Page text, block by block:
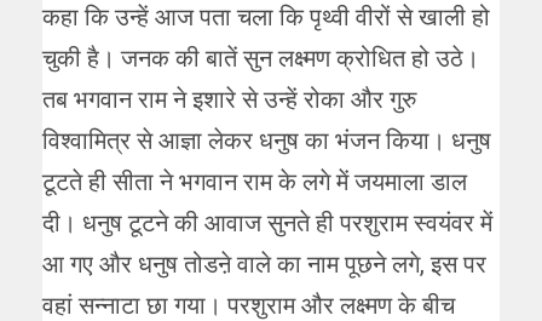
कहा कि उन्हें आज पता चला कि पृथ्वी वीरों से खाली हो
चुकी है। जनक की बातें सुन लक्ष्मण क्रोधित हो उठे।
तब भगवान राम ने इशारे से उन्हें रोका और गुरु
विश्वामित्र से आज्ञा लेकर धनुष का भंजन किया। धनुष
टूटते ही सीता ने भगवान राम के लगे में जयमाला डाल
दी। धनुष टूटने की आवाज सुनते ही परशुराम स्वयंवर में
आ गए और धनुष तोडऩे वाले का नाम पूछने लगे, इस पर
वहां सन्नाटा छा गया। परशुराम और लक्ष्मण के बीच